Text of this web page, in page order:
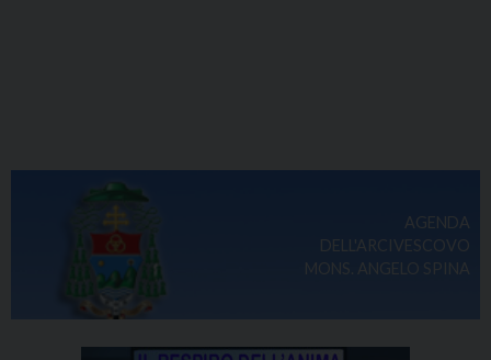
AGENDA
DELL'ARCIVESCOVO
MONS. ANGELO SPINA